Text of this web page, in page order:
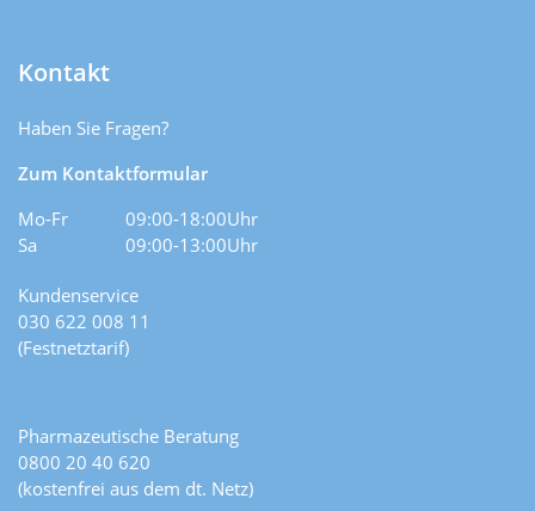
Kontakt
Haben Sie Fragen?
Zum Kontaktformular
Mo-Fr
09:00-18:00Uhr
Sa
09:00-13:00Uhr
Kundenservice
030 622 008 11
(Festnetztarif)
Pharmazeutische Beratung
0800 20 40 620
(kostenfrei aus dem dt. Netz)